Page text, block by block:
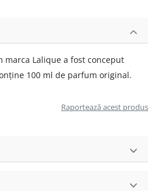
marca Lalique a fost conceput
100 ml de parfum original.
Raportează acest produs